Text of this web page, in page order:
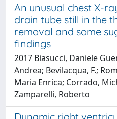
An unusual chest X-
drain tube still in the
removal and some
findings
2017 Biasucci, Daniele
Andrea; Bevilacqua, F.;
Maria Enrica; Corrado,
Zamparelli, Roberto